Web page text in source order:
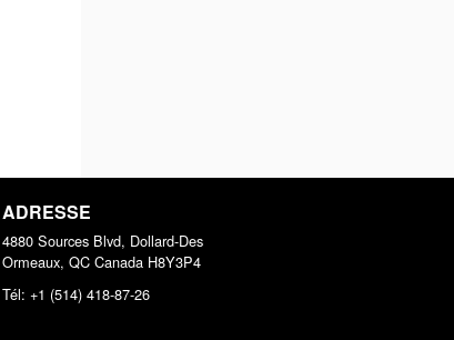
ADRESSE
4880 Sources Blvd, Dollard-Des
Ormeaux, QC Canada H8Y3P4
Tél: +1 (514) 418-87-26